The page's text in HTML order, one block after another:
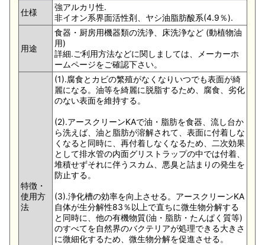
仕様
強アルカリ性.
非イオン系界面活性剤、ヤシ油脂肪酸系(4.9％).
用途
食器・厨房用機器類の洗浄、床洗浄など (動植物油
用)
詳細.ご利用方法などに関しましては、メーカーホ
ームページをご確認下さい。
特徴・
使用方
法
(1).腐食とカビの繁殖がなくなりいつでも表面が綺
麗になる。油等を綺麗に脱脂するため、腐食、劣化
のない表面を維持する。
(2).アースクリーンKAで油・脂肪を食器、流し台か
ら洗えば、油と脂肪が溶解されて、表面に付着しな
くなると同時に、再付着しなくなるため、二次効果
として排水管の内面グリストラップの中では付着、
堆積せずそれに伴うスカム、悪臭と詰まりの発生を
防止する。
(3).浄化槽の効率を向上させる。アースクリーンKA
自体が生分解性83％以上で直ちに微生物分解する
と同時に、他の有機物質(油・脂肪・たんぱく質等)
のすべてを自然界のバクテリアが処理できる大きさ
に微細化するため、微生物分解を促進させる。